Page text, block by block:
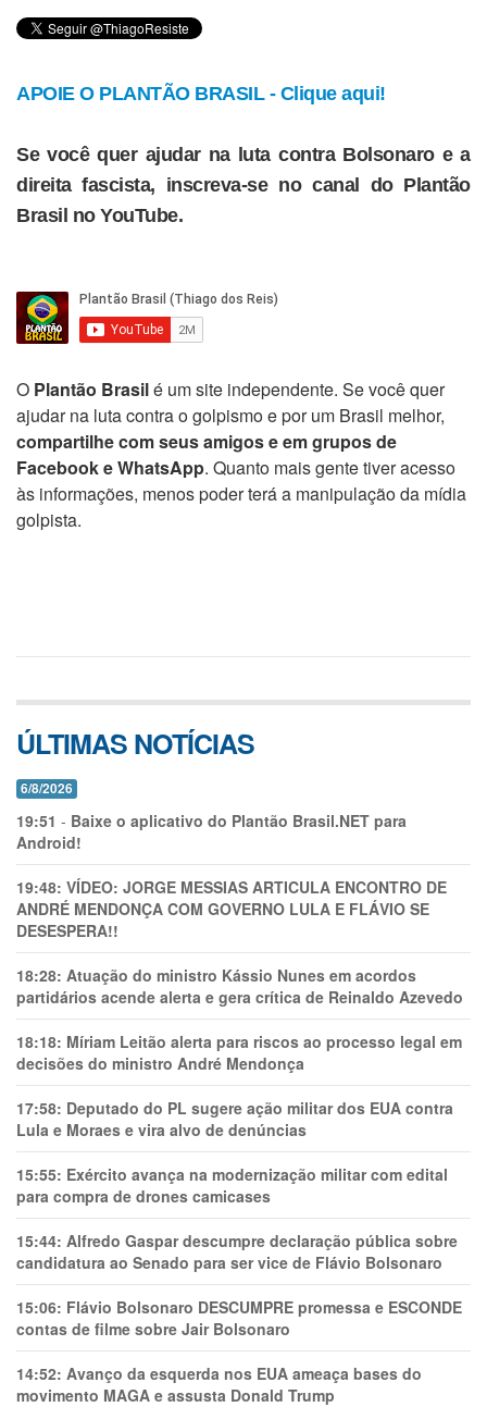
APOIE O PLANTÃO BRASIL - Clique aqui!
Se você quer ajudar na luta contra Bolsonaro e a
direita fascista, inscreva-se no canal do Plantão
Brasil no YouTube.
O Plantão Brasilé um site independente. Se você quer
ajudar na luta contra o golpismo e por um Brasil melhor,
compartilhe com seus amigos e em grupos de
Facebook e WhatsApp. Quanto mais gente tiver acesso
às informações, menos poder terá a manipulação da mídia
golpista.
ÚLTIMAS NOTÍCIAS
6/8/2026
19:51 - Baixe o aplicativo do Plantão Brasil.NET para
Android!
19:48: VÍDEO: JORGE MESSIAS ARTICULA ENCONTRO DE
ANDRÉ MENDONÇA COM GOVERNO LULA E FLÁVIO SE
DESESPERA!!
18:28: Atuação do ministro Kássio Nunes em acordos
partidários acende alerta e gera crítica de Reinaldo Azevedo
18:18: Míriam Leitão alerta para riscos ao processo legal em
decisões do ministro André Mendonça
17:58: Deputado do PL sugere ação militar dos EUA contra
Lula e Moraes e vira alvo de denúncias
15:55: Exército avança na modernização militar com edital
para compra de drones camicases
15:44: Alfredo Gaspar descumpre declaração pública sobre
candidatura ao Senado para ser vice de Flávio Bolsonaro
15:06: Flávio Bolsonaro DESCUMPRE promessa e ESCONDE
contas de filme sobre Jair Bolsonaro
14:52: Avanço da esquerda nos EUA ameaça bases do
movimento MAGA e assusta Donald Trump